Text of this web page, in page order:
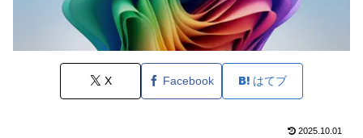
X Facebook はてブ
2025.10.01